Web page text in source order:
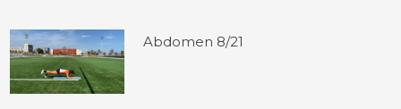
Abdomen 8/21